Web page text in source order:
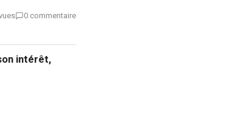
0 commentaire
intérêt,